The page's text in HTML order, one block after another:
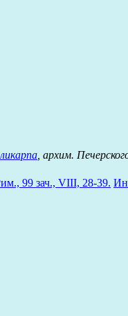
, архим.
99 зач., VIII, 28-39.